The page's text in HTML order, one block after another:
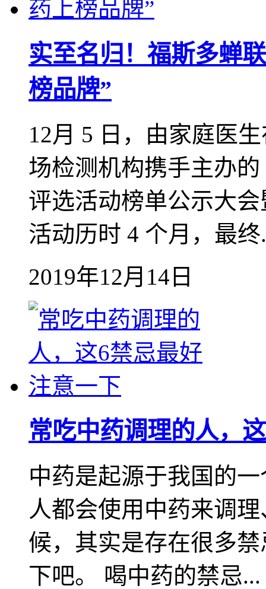
实至名归！福斯多蝉
榜品牌”
12月 5 日，由家庭医
场检测机构携手主办
评选活动榜单公示大
活动历时 4 个月，最终
2019年12月14日
常吃中药调理的人，
中药是起源于我国的
人都会使用中药来调
候，其实是存在很多
下吧。 喝中药的禁忌...